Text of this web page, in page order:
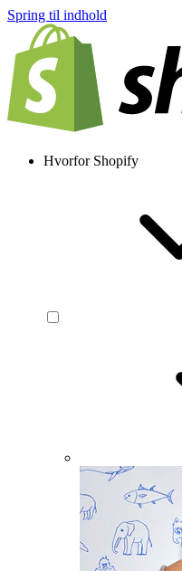
Spring til indhold
Hvorfor Shopify